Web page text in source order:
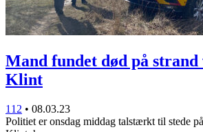
Mand fundet død på strand
Klint
112 • 08.03.23
Politiet er onsdag middag talstærkt til stede